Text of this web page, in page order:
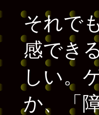
それで
感でき
しい。
か、「